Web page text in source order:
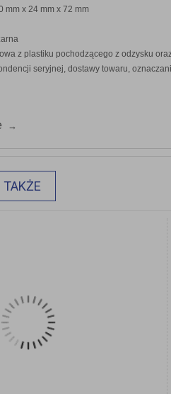
mm x 24 mm x 72 mm
z plastiku pochodzącego z odzysku
seryjnej, dostawy towaru,
TAKŻE